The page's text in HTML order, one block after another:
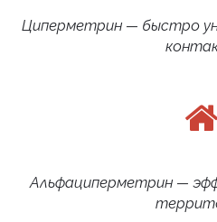
Циперметрин — быстро
Альфациперметрин —